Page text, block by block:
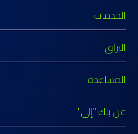
الخدمات
البراق
المساعدة
عن بنك "إلى"